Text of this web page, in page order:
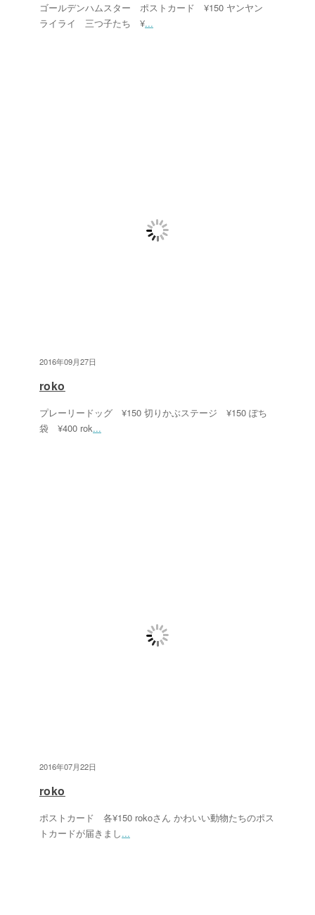
ゴールデンハムスター ポストカード ¥150 ヤンヤン
ライライ 三つ子たち ¥...
2016年09月27日
roko
プレーリードッグ ¥150 切りかぶステージ ¥150 ぽち
袋 ¥400 rok...
2016年07月22日
roko
ポストカード 各¥150 rokoさん かわいい動物たちのポス
トカードが届きまし...